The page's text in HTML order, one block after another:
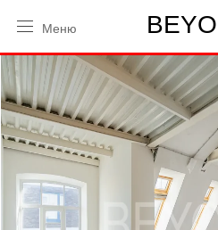
BEYO
Меню